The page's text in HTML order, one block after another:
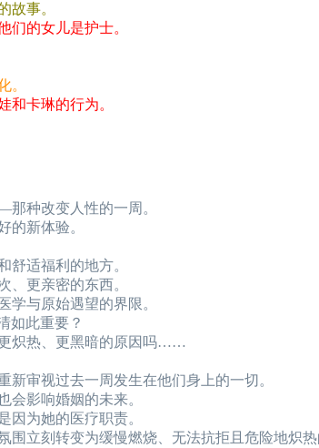
故事。
们的女儿是护士。
。
和卡琳的行为。
种改变人性的一周。
新体验。
舒适福利的地方。
、更亲密的东西。
学与原始遇望的界限。
如此重要？
炽热、更黑暗的原因吗……
审视过去一周发生在他们身上的一切。
会影响婚姻的未来。
为她的医疗职责。
围立刻转变为缓慢燃烧、无法抗拒且危险地炽